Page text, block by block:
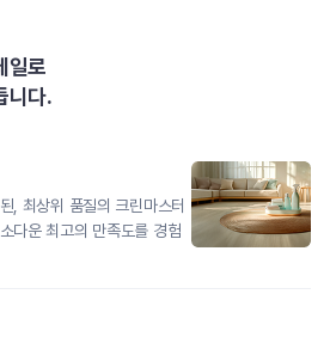
일로
니다.
, 최상위 품질의 크린마스터
다운 최고의 만족도를 경험